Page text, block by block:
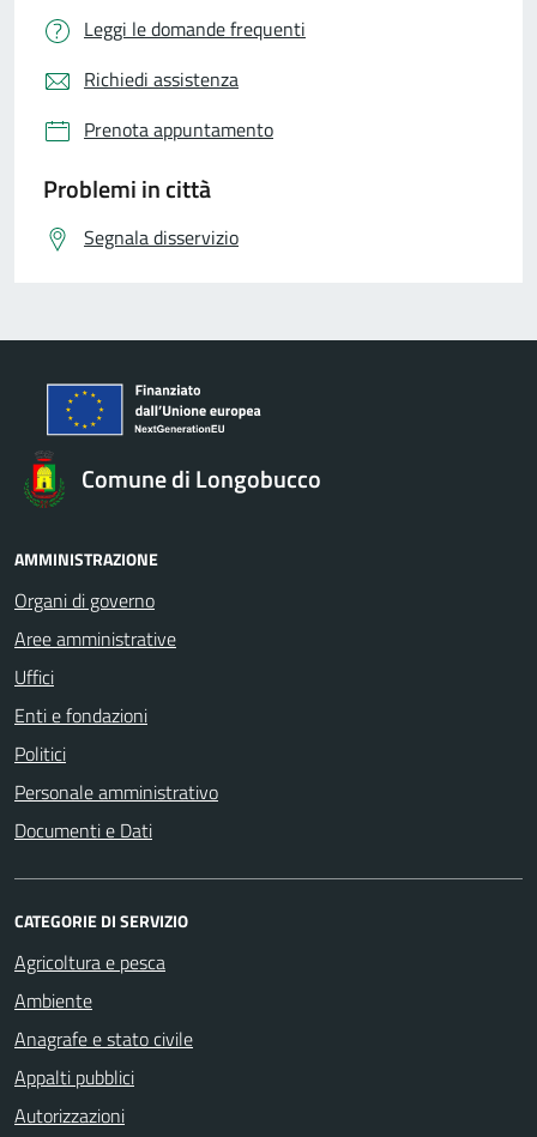
Leggi le domande frequenti
Richiedi assistenza
Prenota appuntamento
Problemi in città
Segnala disservizio
Comune di Longobucco
AMMINISTRAZIONE
Organi di governo
Aree amministrative
Uffici
Enti e fondazioni
Politici
Personale amministrativo
Documenti e Dati
CATEGORIE DI SERVIZIO
Agricoltura e pesca
Ambiente
Anagrafe e stato civile
Appalti pubblici
Autorizzazioni